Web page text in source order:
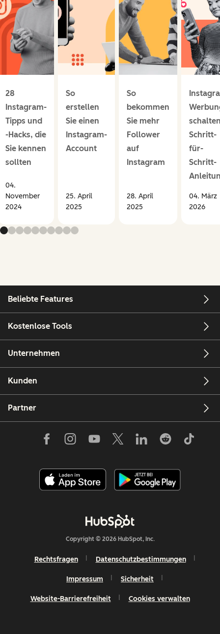
28
Instagram-
Tipps und
-Hacks, die
Sie kennen
sollten
04.
November
2024
So
erstellen
Sie einen
Instagram-
Account
25. April
2025
So
bekommen
Sie mehr
Follower
auf
Instagram
28. April
2025
Schritt-
für-
Schritt-
04. März
2026
Beliebte Features
Kostenlose Tools
Unternehmen
Kunden
Partner
Copyright © 2026 HubSpot, Inc.
Rechtsfragen Datenschutzbestimmungen
Impressum Sicherheit
Website-Barrierefreiheit Cookies verwalten